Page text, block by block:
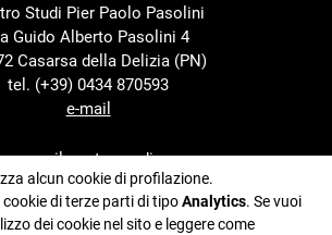
Studi Pier Paolo Pasolini
Guido Alberto Pasolini 4
Casarsa della Delizia (PN)
tel. (+39) 0434 870593
e-mail
con il sostegno di
alcun cookie di profilazione.
di terze parti di tipoAnalytics. Se vuoi
dei cookie nel sito e leggere come